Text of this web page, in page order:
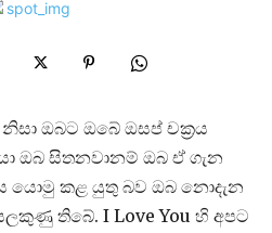
ඔබට ඔබේ ඔසප් චක්‍රය
ඔබ සිතනවානම් ඔබ ඒ ගැන
යොමු කළ යුතු බව ඔබ නොදැන
තිබේ. I Love You හි අපට